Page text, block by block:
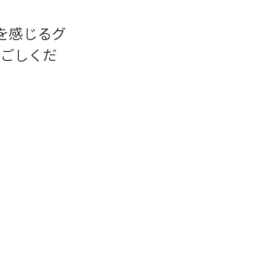
感じるグ
しくだ